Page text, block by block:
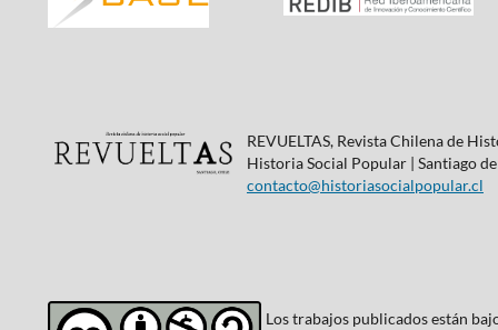
REVUELTAS, Revista Chilena de
Historia Social Popular | Santiago
contacto@historiasocialpopular.cl
Los trabajos publicados están